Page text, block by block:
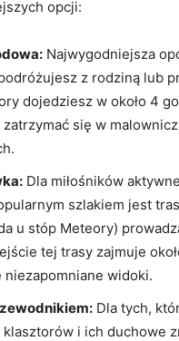
opcji:
Najwygodniejsza
z rodziną lub
dojedziesz w około 4
się w
Dla miłośników
szlakiem jest
u stóp Meteory)
tej trasy zajmuje
widoki.
Dla tych,
i ich duchowe